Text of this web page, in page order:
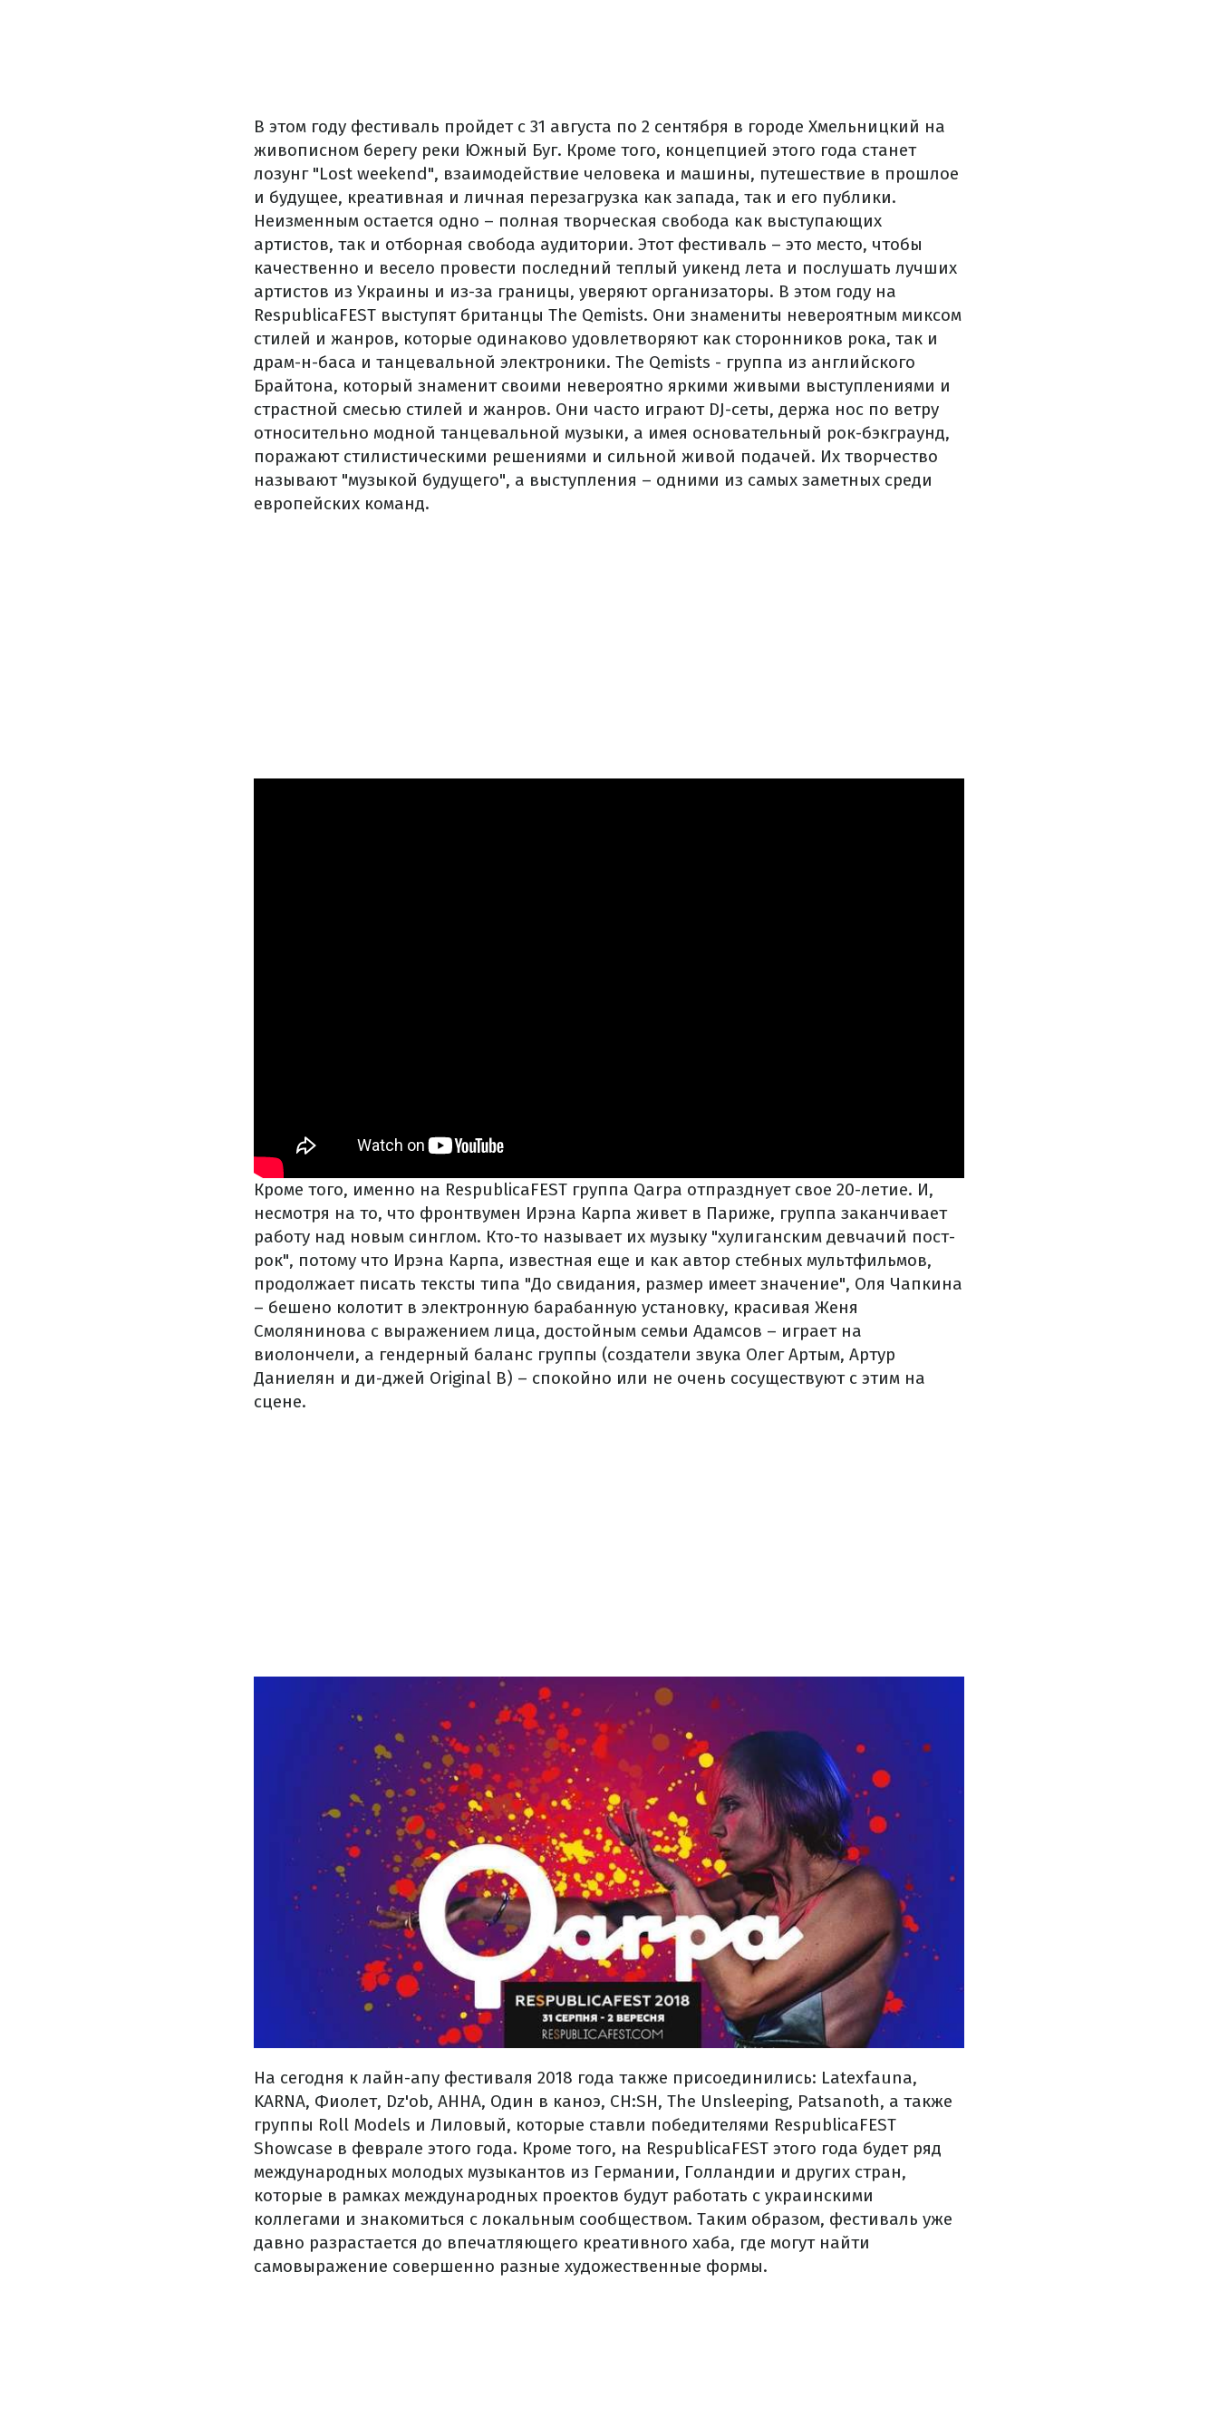
В этом году фестиваль пройдет с 31 августа по 2 сентября в городе Хмельницкий на
живописном берегу реки Южный Буг. Кроме того, концепцией этого года станет
лозунг "Lost weekend", взаимодействие человека и машины, путешествие в прошлое
и будущее, креативная и личная перезагрузка как запада, так и его публики.
Неизменным остается одно – полная творческая свобода как выступающих
артистов, так и отборная свобода аудитории. Этот фестиваль – это место, чтобы
качественно и весело провести последний теплый уикенд лета и послушать лучших
артистов из Украины и из-за границы, уверяют организаторы. В этом году на
RespublicaFEST выступят британцы The Qemists. Они знамениты невероятным миксом
стилей и жанров, которые одинаково удовлетворяют как сторонников рока, так и
драм-н-баса и танцевальной электроники. The Qemists - группа из английского
Брайтона, который знаменит своими невероятно яркими живыми выступлениями и
страстной смесью стилей и жанров. Они часто играют DJ-сеты, держа нос по ветру
относительно модной танцевальной музыки, а имея основательный рок-бэкграунд,
поражают стилистическими решениями и сильной живой подачей. Их творчество
называют "музыкой будущего", а выступления – одними из самых заметных среди
европейских команд.
Кроме того, именно на RespublicaFEST группа Qarpa отпразднует свое 20-летие. И,
несмотря на то, что фронтвумен Ирэна Карпа живет в Париже, группа заканчивает
работу над новым синглом. Кто-то называет их музыку "хулиганским девчачий пост-
рок", потому что Ирэна Карпа, известная еще и как автор стебных мультфильмов,
продолжает писать тексты типа "До свидания, размер имеет значение", Оля Чапкина
– бешено колотит в электронную барабанную установку, красивая Женя
Смолянинова с выражением лица, достойным семьи Адамсов – играет на
виолончели, а гендерный баланс группы (создатели звука Олег Артым, Артур
Даниелян и ди-джей Original В) – спокойно или не очень сосуществуют с этим на
сцене.
На сегодня к лайн-апу фестиваля 2018 года также присоединились: Latexfauna,
KARNA, Фиолет, Dz'ob, АННА, Один в каноэ, CH:SH, The Unsleeping, Patsanoth, а также
группы Roll Models и Лиловый, которые ставли победителями RespublicaFEST
Showcase в феврале этого года. Кроме того, на RespublicaFEST этого года будет ряд
международных молодых музыкантов из Германии, Голландии и других стран,
которые в рамках международных проектов будут работать с украинскими
коллегами и знакомиться с локальным сообществом. Таким образом, фестиваль уже
давно разрастается до впечатляющего креативного хаба, где могут найти
самовыражение совершенно разные художественные формы.